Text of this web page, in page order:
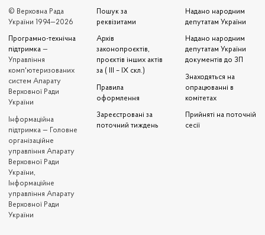
© Верховна Рада
України 1994—2026
Програмно-технічна
підтримка —
Управління
комп'ютеризованих
систем Апарату
Верховної Ради
України
Iнформаційна
підтримка — Головне
організаційне
управління Апарату
Верховної Ради
України,
Інформаційне
управління Апарату
Верховної Ради
України
Пошук за
реквізитами
Архів
законопроєктів,
проєктів інших актів
за ( III – IX скл.)
Правила
оформлення
Зареєстровані за
поточний тиждень
Надано народним
депутатам України
Надано народним
депутатам України
документів до ЗП
Знаходяться на
опрацюванні в
комітетах
Прийняті на поточній
сесії